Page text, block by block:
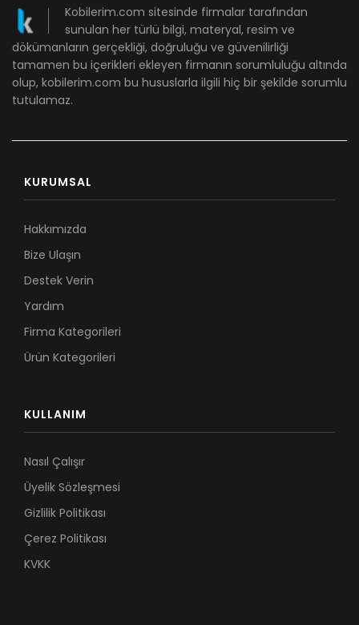
Kobilerim.com sitesinde firmalar tarafından
sunulan her türlü bilgi, materyal, resim ve
dökümanların gerçekliği, doğruluğu ve güvenilirliği
tamamen bu içerikleri ekleyen firmanın sorumluluğu altında
olup, kobilerim.com bu hususlarla ilgili hiç bir şekilde sorumlu
tutulamaz.
KURUMSAL
Hakkımızda
Bize Ulaşın
Destek Verin
Yardım
Firma Kategorileri
Ürün Kategorileri
KULLANIM
Nasıl Çalışır
Üyelik Sözleşmesi
Gizlilik Politikası
Çerez Politikası
KVKK